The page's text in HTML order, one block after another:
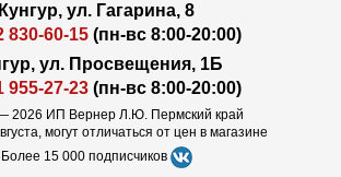
Кунгур, ул. Гагарина, 8
830-60-15 (пн-вс 8:00-20:00)
ул. Просвещения, 1Б
955-27-23 (пн-вс 8:00-20:00)
2026 ИП Вернер Л.Ю. Пермский край
могут отличаться от цен в магазине
Более 15 000 подписчиков